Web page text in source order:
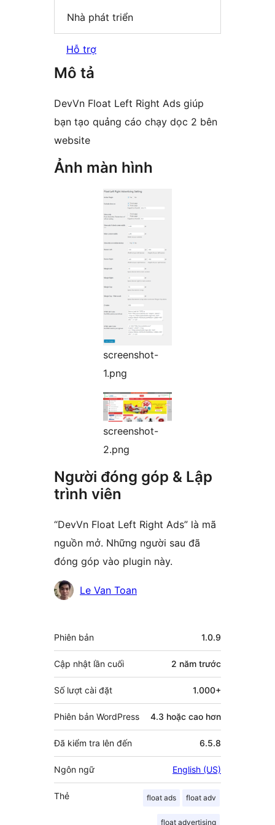
Nhà phát triển
Hỗ trợ
Mô tả
DevVn Float Left Right Ads giúp
bạn tạo quảng cáo chạy dọc 2 bên
website
Ảnh màn hình
screenshot-
1.png
screenshot-
2.png
Người đóng góp & Lập
trình viên
“DevVn Float Left Right Ads” là mã
nguồn mở. Những người sau đã
đóng góp vào plugin này.
Những
góp
Le Van Toan
Meta
Phiên bản 1.0.9
Cập nhật lần cuối 2 năm trước
Số lượt cài đặt 1.000+
Phiên bản WordPress 4.3 hoặc cao hơn
Đã kiểm tra lên đến 6.5.8
Ngôn ngữ English (US)
Thẻ float ads float adv
float advertising